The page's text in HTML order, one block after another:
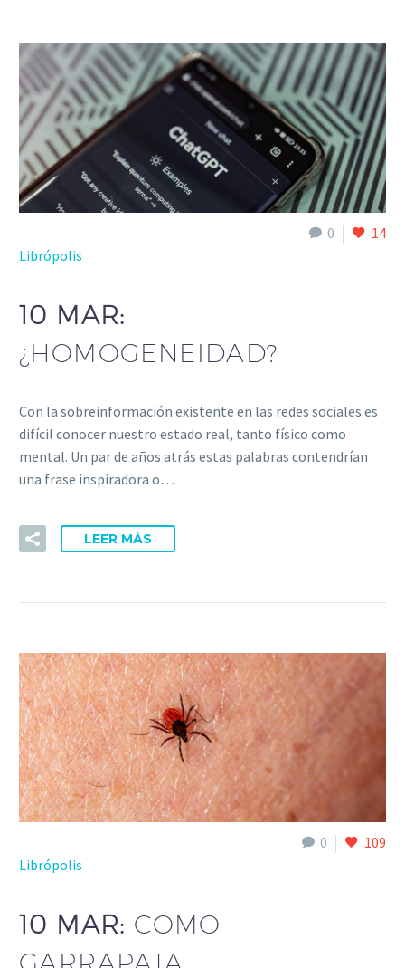
0
14
Librópolis
10 MAR:
¿HOMOGENEIDAD?
Con la sobreinformación existente en las redes sociales es
difícil conocer nuestro estado real, tanto físico como
mental. Un par de años atrás estas palabras contendrían
una frase inspiradora o…
LEER MÁS
0
109
Librópolis
10 MAR: COMO
GARRAPATA